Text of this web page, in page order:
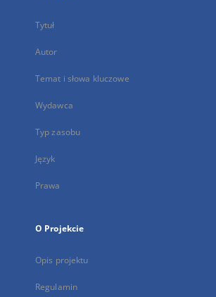
Tytuł
Autor
Temat i słowa kluczowe
Wydawca
Typ zasobu
Język
Prawa
O Projekcie
Opis projektu
Regulamin